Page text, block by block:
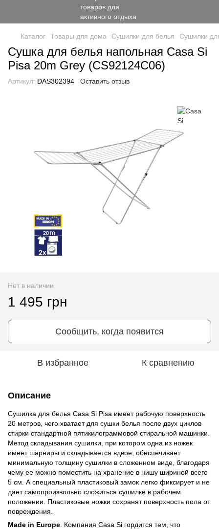
Каталог Товары для дома Сушилки для белья Сушилки
Сушка для белья напольная Casa Si
Pisa 20m Grey (CS92124C06)
Артикул: DAS302394 Оставить отзыв
Нет в наличии
1 495 грн
Сообщить, когда появится
В избранное К сравнению
Описание
Сушилка для белья Casa Si Pisa имеет рабочую поверхность
20 метров, чего хватает для сушки белья после двух циклов
стирки стандартной пятикилограммовой стиральной машинки.
Метод складывания сушилки, при котором одна из ножек
имеет шарниры и складывается вдвое, обеспечивает
минимальную толщину сушилки в сложенном виде, благодаря
чему ее можно поместить на хранение в нишу шириной всего
5 см. А специальный пластиковый замок легко фиксирует и не
дает самопроизвольно сложиться сушилке в рабочем
положении. Пластиковые ножки сохранят поверхность пола от
повреждения.
Made in Europe . Компания Casa Si гордится тем, что